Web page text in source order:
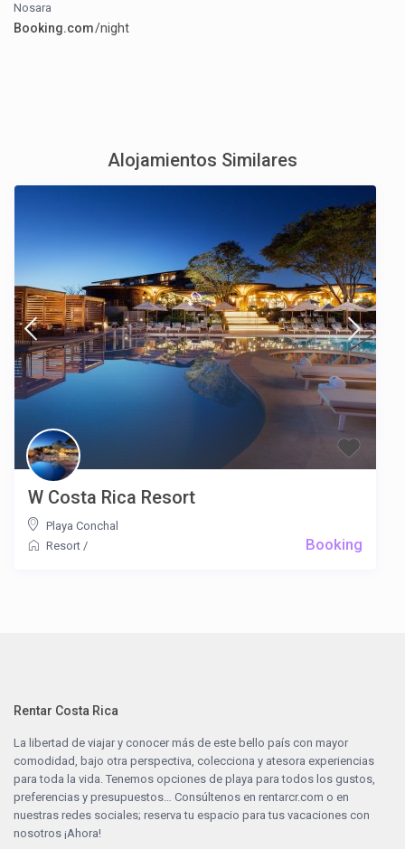
Nosara
Booking.com/night
Alojamientos Similares
Booking
W Costa Rica Resort
Playa Conchal
Resort /
Rentar Costa Rica
La libertad de viajar y conocer más de este bello país con mayor
comodidad, bajo otra perspectiva, colecciona y atesora experiencias
para toda la vida. Tenemos opciones de playa para todos los gustos,
preferencias y presupuestos… Consúltenos enrentarcr.com o en
nuestras redes sociales; reserva tu espacio para tus vacaciones con
nosotros ¡Ahora!